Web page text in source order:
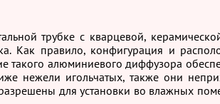
трубке с кварцевой,
Как правило, конфигурация и
такого алюминиевого диффузора
нежели игольчатых, также они
для установки во влажных